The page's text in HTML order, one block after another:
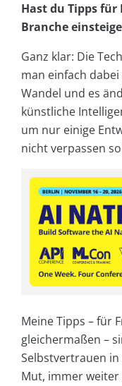
Hast du Tipps für
Branche
Ganz klar: Die
man einfach
Wandel und es
künstliche
um nur einige
nicht verpassen
Meine Tipps – für
gleichermaßen –
Selbstvertrauen
Mut, immer weiter